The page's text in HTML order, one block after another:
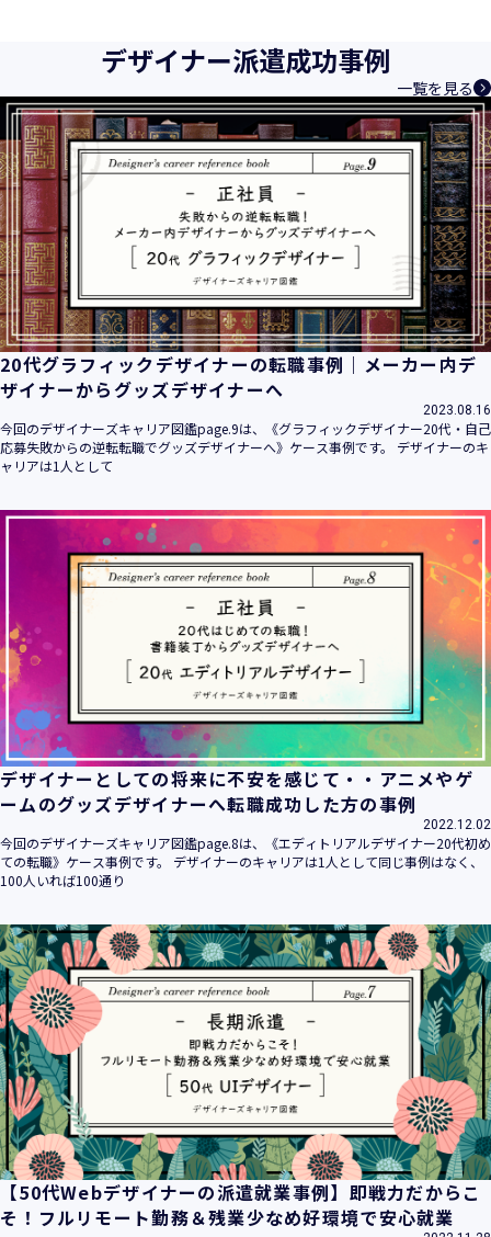
様、お取引先関係者の個人情報及び特定個人情報などを、人
材派遣サービス、人材紹介サービス、請負サービス、その
他、利用者の皆さまの「活躍の場の創造」と「就業の機会の
創出」に利用しています。また、従業者の情報及び特定個人
情報などを従業者管理に利用します。これらから当社にとっ
て個人情報及び特定個人情報の保護が重大な責務であると同
時に、個人情報などの保護を徹底することは企業の社会的責
務と認識しております。そこで、個人情報保護理念と自ら定
めた行動規範に基づき、社会的使命を十分に認識し、本人の
権利の保護、個人情報に関する法規制等を遵守致します。
また、以下に示す方針を具現化するための個人情報保護マネ
ジメントシステムを構築し、最新のＩＴ技術の動向、社会的
要請の変化、経営環境の変動等を常に認識しながら、その継
続的改善に、全社を挙げて取り組むことをここに宣言致しま
す。
当社は、事業の目的に適切な個人情報の取得・利用及び提供
を行い、特定された利用目的の達成に必要な範囲を超えた個
人情報の取扱いを行いません。また、そのための措置を講じ
当社は個人情報の取扱いに関する法令、国が定める指針その
他の規範を遵守致します。
当社は個人情報の漏えい、滅失、き損などのリスクに対して
は、合理的な安全対策を講じて防止する規程、体制を構築
し、継続的に向上させていきます。また、万一の際には速や
かに是正措置を講じます。
当社は個人情報取扱いに関する苦情及び相談に対しては、迅
速かつ誠実に対応致します。
個人情報保護マネジメントシステムは、当社を取り巻く環境
の変化と実情を踏まえ、適時・適切に見直して継続的に改善
をはかっていきます。
個人情報保護方針に関するお問合せ先 兼 個人情報に関する苦
情・相談窓口
株式会社 ユウクリ 個人情報保護管理責任者 安部 洋平
〒151-0073 東京都渋谷区笹塚1-55-7 マルエスファーストビ
ル 7F
info@y-create.co.jp
電話番号：03-6712-7970（土日休日を除く9:00～18:00）
平成16年 2月 1日
平成21年 3月23日 改訂
平成23年 4月 1日 改訂
平成26年 9月10日 改訂
平成27年 6月24日 改訂
平成28年11月 1日 改訂
平成30年 7月 1日 改訂
令和6年 5月 1日 改訂
令和7年 2月17日 改訂
デザイナー派遣成功事例
一覧を見る
20代グラフィックデザイナーの転職事例｜メーカー内デ
ザイナーからグッズデザイナーへ
2023.08.16
今回のデザイナーズキャリア図鑑page.9は、《グラフィックデザイナー20代・自己
応募失敗からの逆転転職でグッズデザイナーへ》ケース事例です。 デザイナーのキ
ャリアは1人として
デザイナーとしての将来に不安を感じて・・アニメやゲ
ームのグッズデザイナーへ転職成功した方の事例
2022.12.02
今回のデザイナーズキャリア図鑑page.8は、《エディトリアルデザイナー20代初め
ての転職》ケース事例です。 デザイナーのキャリアは1人として同じ事例はなく、
100人いれば100通り
【50代Webデザイナーの派遣就業事例】即戦力だからこ
そ！フルリモート勤務＆残業少なめ好環境で安心就業